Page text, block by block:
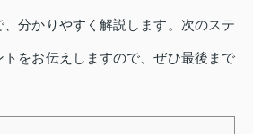
分かりやすく解説します。次のステ
トをお伝えしますので、ぜひ最後まで